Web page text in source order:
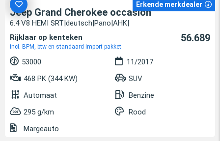
Erkende merkdealer
Jeep Grand Cherokee occasion
6.4 V8 HEMI SRT|deutsch|Pano|AHK|
Rijklaar op kenteken
incl. BPM, btw en standaard import pakket
56.689
53000
11/2017
468 PK (344 KW)
SUV
Automaat
Benzine
295 g/km
Rood
Margeauto